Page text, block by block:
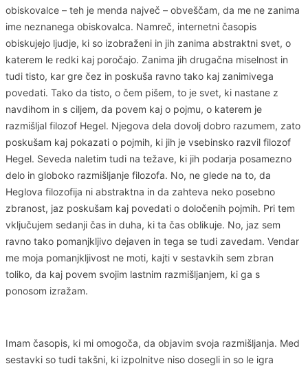
obiskovalce – teh je menda največ – obveščam, da me ne zanima
ime neznanega obiskovalca. Namreč, internetni časopis
obiskujejo ljudje, ki so izobraženi in jih zanima abstraktni svet, o
katerem le redki kaj poročajo. Zanima jih drugačna miselnost in
tudi tisto, kar gre čez in poskuša ravno tako kaj zanimivega
povedati. Tako da tisto, o čem pišem, to je svet, ki nastane z
navdihom in s ciljem, da povem kaj o pojmu, o katerem je
razmišljal filozof Hegel. Njegova dela dovolj dobro razumem, zato
poskušam kaj pokazati o pojmih, ki jih je vsebinsko razvil filozof
Hegel. Seveda naletim tudi na težave, ki jih podarja posamezno
delo in globoko razmišljanje filozofa. No, ne glede na to, da
Heglova filozofija ni abstraktna in da zahteva neko posebno
zbranost, jaz poskušam kaj povedati o določenih pojmih. Pri tem
vključujem sedanji čas in duha, ki ta čas oblikuje. No, jaz sem
ravno tako pomanjkljivo dejaven in tega se tudi zavedam. Vendar
me moja pomanjkljivost ne moti, kajti v sestavkih sem zbran
toliko, da kaj povem svojim lastnim razmišljanjem, ki ga s
ponosom izražam.
Imam časopis, ki mi omogoča, da objavim svoja razmišljanja. Med
sestavki so tudi takšni, ki izpolnitve niso dosegli in so le igra